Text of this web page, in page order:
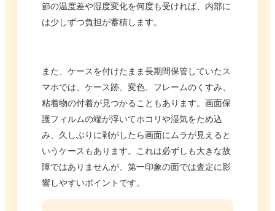
節の温度差や湿度変化を何度も受ければ、内部に
は少しずつ負担が蓄積します。
また、ケースを付けたまま長期間保管していたス
マホでは、ケース跡、変色、フレームのくすみ、
粘着物の付着が見つかることもあります。画面保
護フィルムの端が浮いてホコリや湿気をため込
み、久しぶりに剥がしたら画面にムラが見えると
いうケースもあります。これは必ずしも大きな故
障ではありませんが、第一印象の面では査定に影
響しやすいポイントです。